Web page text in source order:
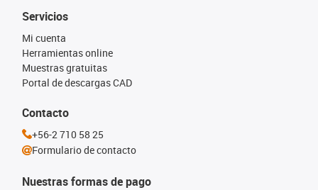
Nuestras formas de pago
Servicios
Mi cuenta
Herramientas online
Muestras gratuitas
Portal de descargas CAD
Contacto
+56-2 710 58 25
Formulario de contacto